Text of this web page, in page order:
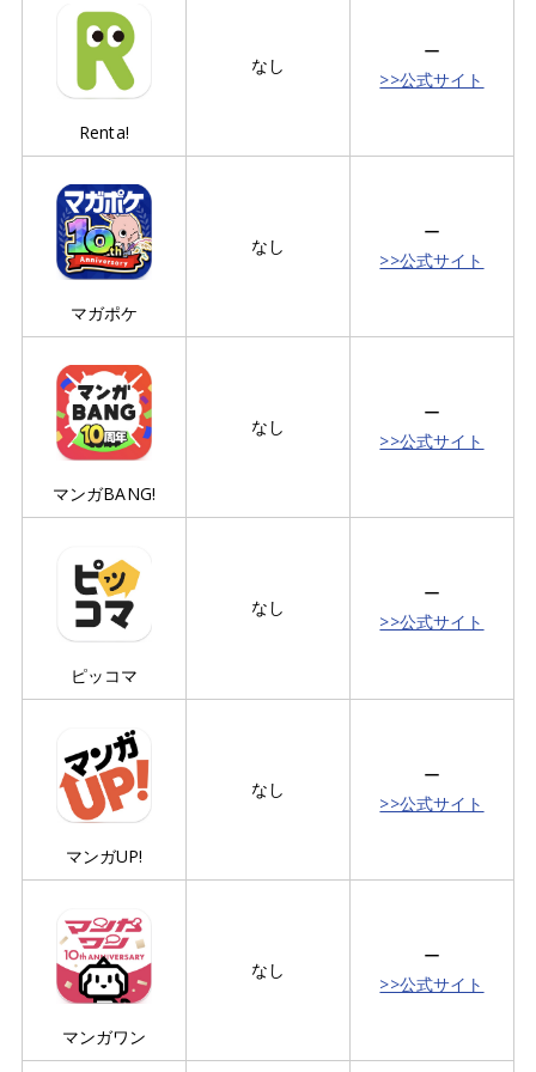
Renta!
なし
ー
>>公式サイト
マガポケ
なし
ー
>>公式サイト
マンガBANG!
なし
ー
>>公式サイト
ピッコマ
なし
ー
>>公式サイト
マンガUP!
なし
ー
>>公式サイト
マンガワン
なし
ー
>>公式サイト